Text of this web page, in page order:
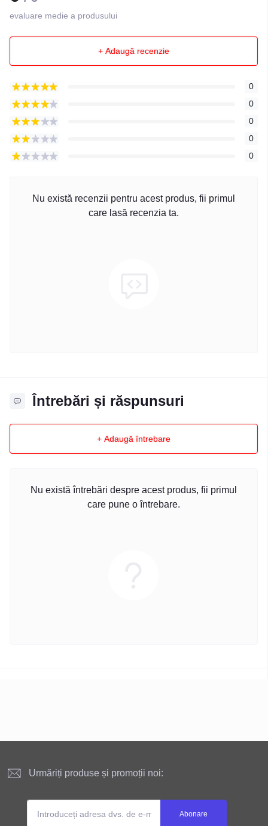
evaluare medie a produsului
+ Adaugă recenzie
0
0
0
0
0
Nu există recenzii pentru acest produs, fii primul
care lasă recenzia ta.
Întrebări și răspunsuri
+ Adaugă întrebare
Nu există întrebări despre acest produs, fii primul
care pune o întrebare.
Urmăriți produse și promoții noi:
Abonare